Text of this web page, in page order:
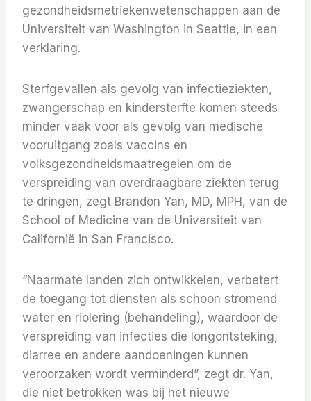
gezondheidsmetriekenwetenschappen aan de
Universiteit van Washington in Seattle, in een
verklaring.
Sterfgevallen als gevolg van infectieziekten,
zwangerschap en kindersterfte komen steeds
minder vaak voor als gevolg van medische
vooruitgang zoals vaccins en
volksgezondheidsmaatregelen om de
verspreiding van overdraagbare ziekten terug
te dringen, zegt Brandon Yan, MD, MPH, van de
School of Medicine van de Universiteit van
Californië in San Francisco.
“Naarmate landen zich ontwikkelen, verbetert
de toegang tot diensten als schoon stromend
water en riolering (behandeling), waardoor de
verspreiding van infecties die longontsteking,
diarree en andere aandoeningen kunnen
veroorzaken wordt verminderd”, zegt dr. Yan,
die niet betrokken was bij het nieuwe